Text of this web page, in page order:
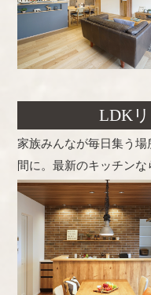
LDK
家族みんなが毎日集う
間に。最新のキッチンな